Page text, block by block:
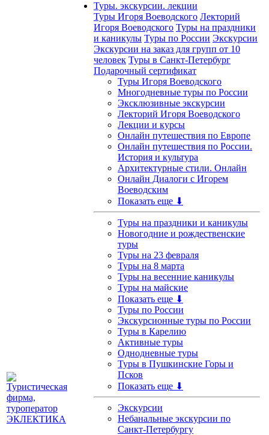
Туры. экскурсии. лекции
Туры Игоря Воеводского Лекторий
Игоря Воеводского Туры на праздники
и каникулы Туры по России Экскурсии
Экскурсии на заказ для групп от 10
человек Туры в Санкт-Петербург
Подарочный сертификат
Туры Игоря Воеводского
Многодневные туры по России
Эксклюзивные экскурсии
Лекторий Игоря Воеводского
Лекции и курсы
Онлайн путешествия по Европе
Онлайн путешествия по России.
История и культура
Архитектурные стили. Онлайн
Онлайн Диалоги с Игорем
Воеводским
Показать еще ⬇
Туры на праздники и каникулы
Новогодние и рождественские
туры
Туры на 23 февраля
Туры на 8 марта
Туры на весенние каникулы
Туры на майские
Показать еще ⬇
Туры по России
Экскурсионные туры по России
Туры в Карелию
Активные туры
Однодневные туры
Туры в Пушкинские Горы и
Псков
Показать еще ⬇
Экскурсии
Небанальные экскурсии по
Санкт-Петербургу